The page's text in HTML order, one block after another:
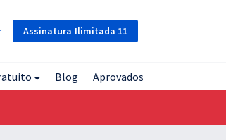
Assinatura Ilimitada 11
Blog Aprovados